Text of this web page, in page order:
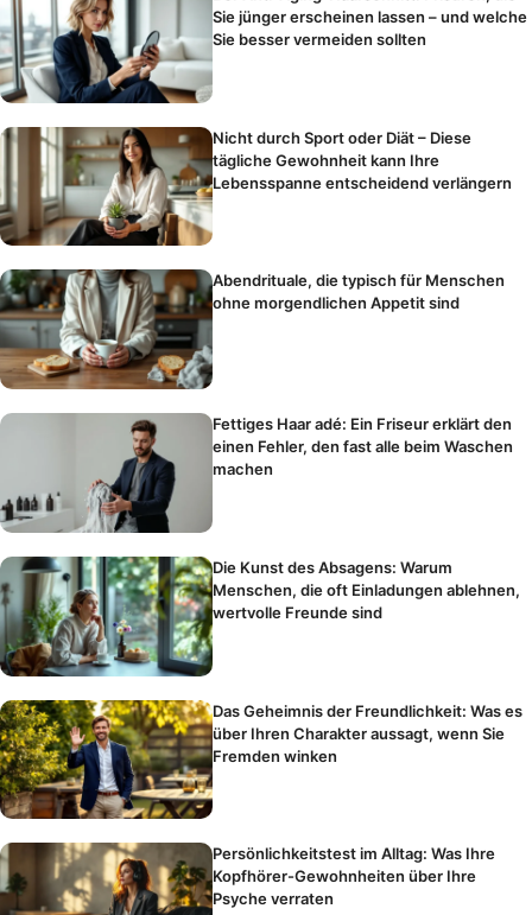
Sie jünger erscheinen lassen – und welche
Sie besser vermeiden sollten
Nicht durch Sport oder Diät – Diese
tägliche Gewohnheit kann Ihre
Lebensspanne entscheidend verlängern
Abendrituale, die typisch für Menschen
ohne morgendlichen Appetit sind
Fettiges Haar adé: Ein Friseur erklärt den
einen Fehler, den fast alle beim Waschen
machen
Die Kunst des Absagens: Warum
Menschen, die oft Einladungen ablehnen,
wertvolle Freunde sind
Das Geheimnis der Freundlichkeit: Was es
über Ihren Charakter aussagt, wenn Sie
Fremden winken
Persönlichkeitstest im Alltag: Was Ihre
Kopfhörer-Gewohnheiten über Ihre
Psyche verraten